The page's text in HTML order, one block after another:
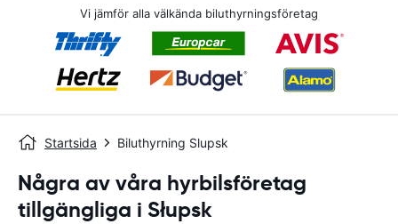
Vi jämför alla välkända biluthyrningsföretag
Startsida Biluthyrning Slupsk
Några av våra hyrbilsföretag
tillgängliga i Słupsk